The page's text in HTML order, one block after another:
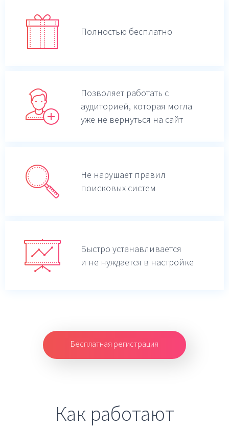
Полностью бесплатно
Позволяет работать с
аудиторией, которая могла
уже не вернуться на сайт
Не нарушает правил
поисковых систем
Быстро устанавливается
и не нуждается в настройке
Бесплатная регистрация
Как работают